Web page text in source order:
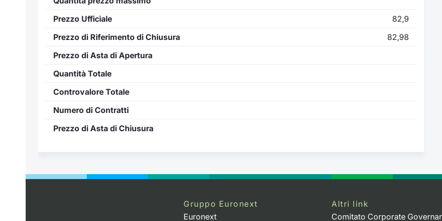
Prezzo Ufficiale
82,9
Prezzo di Riferimento di Chiusura
82,98
Prezzo di Asta di Apertura
Quantità Totale
Controvalore Totale
Numero di Contratti
Prezzo di Asta di Chiusura
Gruppo Euronext
Euronext
Altri link
Comitato Corporate